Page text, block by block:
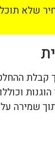
שלא
קבלת
שמירה